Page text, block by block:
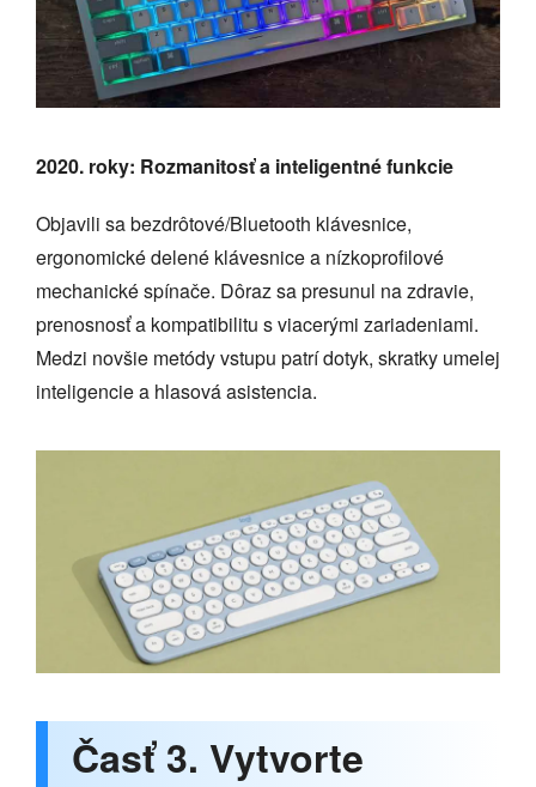
2020. roky: Rozmanitosť a inteligentné funkcie
Objavili sa bezdrôtové/Bluetooth klávesnice,
ergonomické delené klávesnice a nízkoprofilové
mechanické spínače. Dôraz sa presunul na zdravie,
prenosnosť a kompatibilitu s viacerými zariadeniami.
Medzi novšie metódy vstupu patrí dotyk, skratky umelej
inteligencie a hlasová asistencia.
Časť 3. Vytvorte